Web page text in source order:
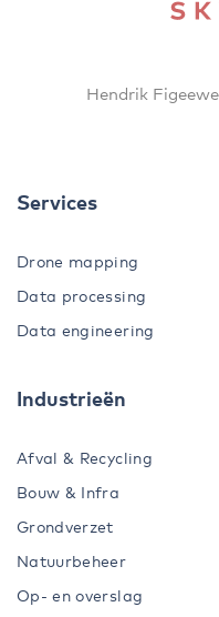
Hendrik
Services
Drone mapping
Data processing
Data engineering
Industrieën
Afval & Recycling
Bouw & Infra
Grondverzet
Natuurbeheer
Op- en overslag